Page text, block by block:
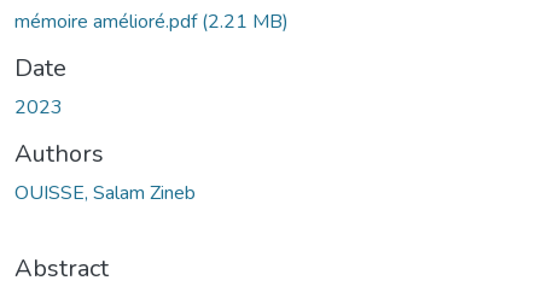
mémoire amélioré.pdf(2.21 MB)
Date
2023
Authors
OUISSE, Salam Zineb
Abstract